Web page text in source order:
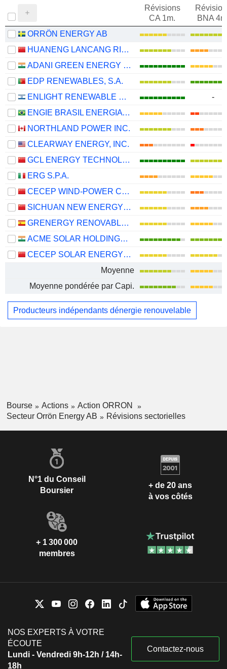
Révisions
CA 1m.
BNA
ORRÖN ENERGY AB
HUANENG LANCANG RIVER HYDROPOWER INC.
ADANI GREEN ENERGY LIMITED
EDP RENEWABLES, S.A.
ENLIGHT RENEWABLE ENERGY LTD
-
ENGIE BRASIL ENERGIA S.A.
NORTHLAND POWER INC.
CLEARWAY ENERGY, INC.
GCL ENERGY TECHNOLOGY CO.,LTD.
ERG S.P.A.
CECEP WIND-POWER CORPORATION CO.,LTD.
SICHUAN NEW ENERGY POWER COMPANY LIMITED
GRENERGY RENOVABLES, S.A.
ACME SOLAR HOLDINGS LIMITED
CECEP SOLAR ENERGY CO.,LTD.
Moyenne
Moyenne pondérée par Capi.
Producteurs indépendants dénergie renouvelable
Bourse Actions
Action ORRON
Secteur Orrön Energy AB
Révisions sectorielles
N°1 du Conseil
Boursier
+ de 20 ans
à vos côtés
+ 1 300 000
membres
NOS EXPERTS À VOTRE
ÉCOUTE
Lundi - Vendredi 9h-12h / 14h-
18h
Contactez-nous